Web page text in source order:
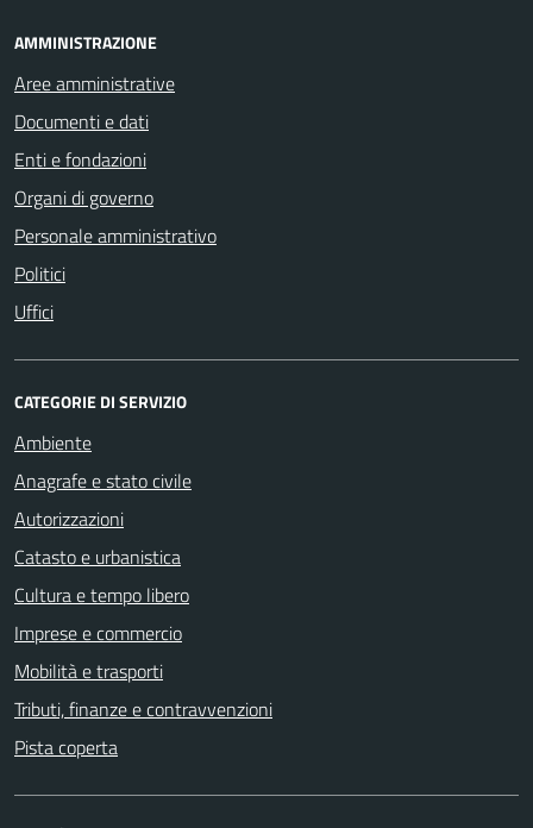
AMMINISTRAZIONE
Aree amministrative
Documenti e dati
Enti e fondazioni
Organi di governo
Personale amministrativo
Politici
Uffici
CATEGORIE DI SERVIZIO
Ambiente
Anagrafe e stato civile
Autorizzazioni
Catasto e urbanistica
Cultura e tempo libero
Imprese e commercio
Mobilità e trasporti
Tributi, finanze e contravvenzioni
Pista coperta